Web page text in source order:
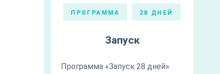
ПРОГРАММА 28 ДНЕЙ
Запуск
Программа «Запуск 28 дней»